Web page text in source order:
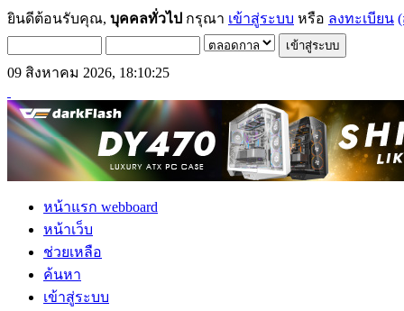
ยินดีต้อนรับคุณ, บุคคลทั่วไป กรุณา เข้าสู่ระบบ หรือ ลงทะเบียน
09 สิงหาคม 2026, 18:10:25
หน้าแรก webboard
หน้าเว็บ
ช่วยเหลือ
ค้นหา
เข้าสู่ระบบ